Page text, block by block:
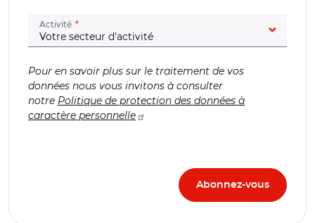
Activité (champ obligatoire)
Pour en savoir plus sur le traitement de vos
données nous vous invitons à consulter
notre Politique de protection des données à
caractère personnelle